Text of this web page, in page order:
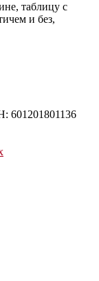
таблицу с
и без,
601201801136